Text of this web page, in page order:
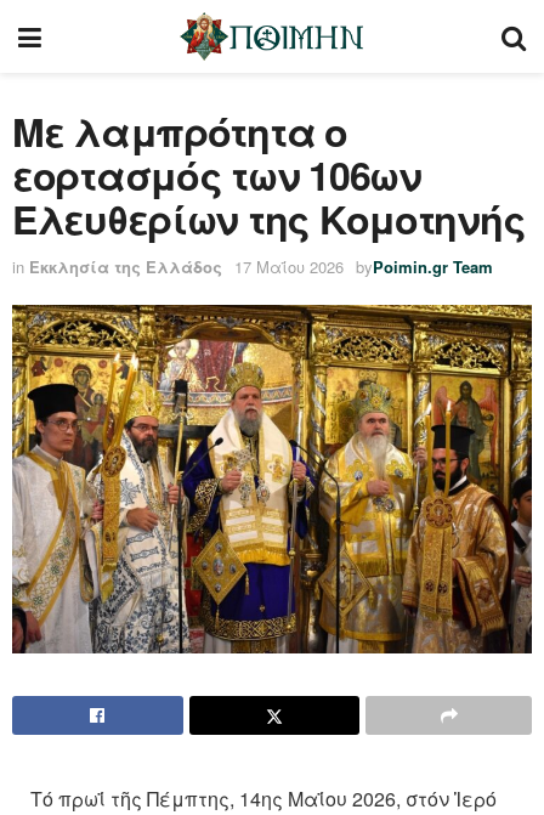
Με λαμπρότητα ο
εορτασμός των 106ων
Ελευθερίων της Κομοτηνής
in Εκκλησία της Ελλάδος 17 Μαΐου 2026 byPoimin.gr Team
Τό πρωΐ τῆς Πέμπτης, 14ης Μαΐου 2026, στόν Ἱερό